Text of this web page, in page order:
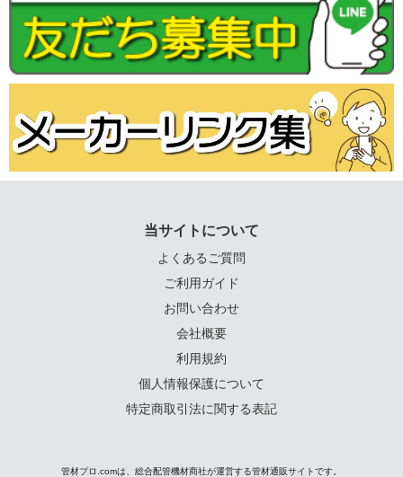
当サイトについて
よくあるご質問
ご利用ガイド
お問い合わせ
会社概要
利用規約
個人情報保護について
特定商取引法に関する表記
管材プロ.comは、総合配管機材商社が運営する管材通販サイトです。